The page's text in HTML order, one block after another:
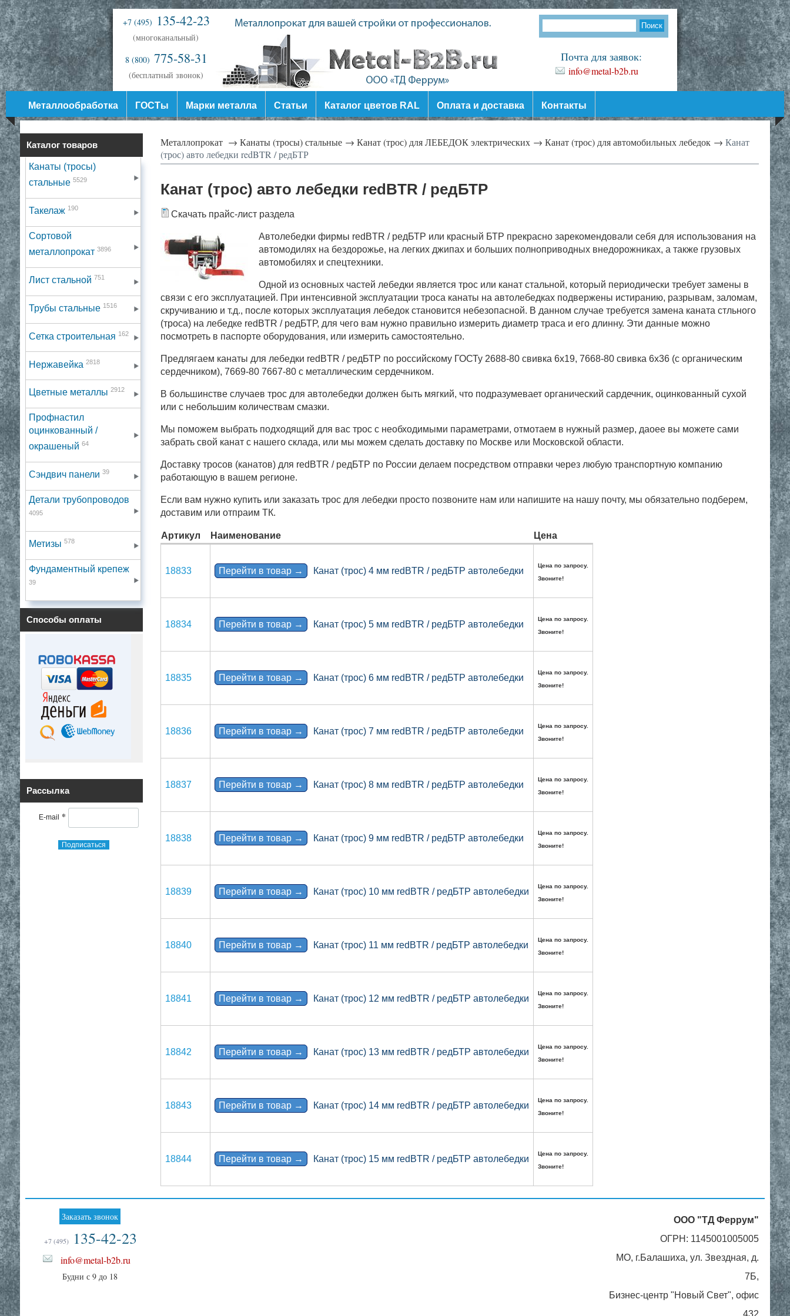
Почта для заявок:
info@metal-b2b.ru
+7 (495) 135-42-23
(многоканальный)
8 (800) 775-58-31
(бесплатный звонок)
Металлообработка ГОСТы Марки металла Статьи Каталог цветов RAL Оплата и доставка Контакты
Каталог товаров
Канаты (тросы)
стальные 5529
Такелаж 190
Сортовой
металлопрокат 3896
Лист стальной 751
Трубы стальные 1516
Сетка строительная 162
Нержавейка 2818
Цветные металлы 2912
Профнастил
оцинкованный /
окрашеный 64
Сэндвич панели 39
Детали трубопроводов
4095
Метизы 578
Фундаментный крепеж
39
Способы оплаты
Рассылка
E-mail *
Подписаться
Металлопрокат → Канаты (тросы) стальные → Канат (трос) для ЛЕБЕДОК электрических → Канат (трос) для автомобильных лебедок → Канат
(трос) авто лебедки redBTR / редБТР
Канат (трос) авто лебедки redBTR / редБТР
Скачать прайс-лист раздела
Автолебедки фирмы redBTR / редБТР или красный БТР прекрасно зарекомендовали себя для использования на
автомодилях на бездорожье, на легких джипах и больших полноприводных внедорожниках, а также грузовых
автомобилях и спецтехники.
Одной из основных частей лебедки является трос или канат стальной, который периодически требует замены в
связи с его эксплуатацией. При интенсивной эксплуатации троса канаты на автолебедках подвержены истиранию, разрывам, заломам,
скручиванию и т.д., после которых эксплуатация лебедок становится небезопасной. В данном случае требуется замена каната стльного
(троса) на лебедке redBTR / редБТР, для чего вам нужно правильно измерить диаметр траса и его длинну. Эти данные можно
посмотреть в паспорте оборудования, или измерить самостоятельно.
Предлягаем канаты для лебедки redBTR / редБТР по российскому ГОСТу 2688-80 свивка 6х19, 7668-80 свивка 6х36 (с органическим
сердечником), 7669-80 7667-80 с металлическим сердечником.
В большинстве случаев трос для автолебедки должен быть мягкий, что подразумевает органический сардечник, оцинкованный сухой
или с небольшим количествам смазки.
Мы поможем выбрать подходящий для вас трос с необходимыми параметрами, отмотаем в нужный размер, даоее вы можете сами
забрать свой канат с нашего склада, или мы можем сделать доставку по Москве или Московской области.
Доставку тросов (канатов) для redBTR / редБТР по России делаем посредством отправки через любую транспортную компанию
работающую в вашем регионе.
Если вам нужно купить или заказать трос для лебедки просто позвоните нам или напишите на нашу почту, мы обязательно подберем,
доставим или отпраим ТК.
Артикул Наименование Цена
18833 Перейти в товар → Канат (трос) 4 мм redBTR / редБТР автолебедки
Цена по запросу.
Звоните!
18834 Перейти в товар → Канат (трос) 5 мм redBTR / редБТР автолебедки
Цена по запросу.
Звоните!
18835 Перейти в товар → Канат (трос) 6 мм redBTR / редБТР автолебедки
Цена по запросу.
Звоните!
18836 Перейти в товар → Канат (трос) 7 мм redBTR / редБТР автолебедки
Цена по запросу.
Звоните!
18837 Перейти в товар → Канат (трос) 8 мм redBTR / редБТР автолебедки
Цена по запросу.
Звоните!
18838 Перейти в товар → Канат (трос) 9 мм redBTR / редБТР автолебедки
Цена по запросу.
Звоните!
18839 Перейти в товар → Канат (трос) 10 мм redBTR / редБТР автолебедки
Цена по запросу.
Звоните!
18840 Перейти в товар → Канат (трос) 11 мм redBTR / редБТР автолебедки
Цена по запросу.
Звоните!
18841 Перейти в товар → Канат (трос) 12 мм redBTR / редБТР автолебедки
Цена по запросу.
Звоните!
18842 Перейти в товар → Канат (трос) 13 мм redBTR / редБТР автолебедки
Цена по запросу.
Звоните!
18843 Перейти в товар → Канат (трос) 14 мм redBTR / редБТР автолебедки
Цена по запросу.
Звоните!
18844 Перейти в товар → Канат (трос) 15 мм redBTR / редБТР автолебедки
Цена по запросу.
Звоните!
Заказать звонок
+7 (495)135-42-23
info@metal-b2b.ru
Будни с 9 до 18
ООО "ТД Феррум"
ОГРН: 1145001005005
МО, г.Балашиха, ул. Звездная, д.
7Б,
Бизнес-центр "Новый Свет", офис